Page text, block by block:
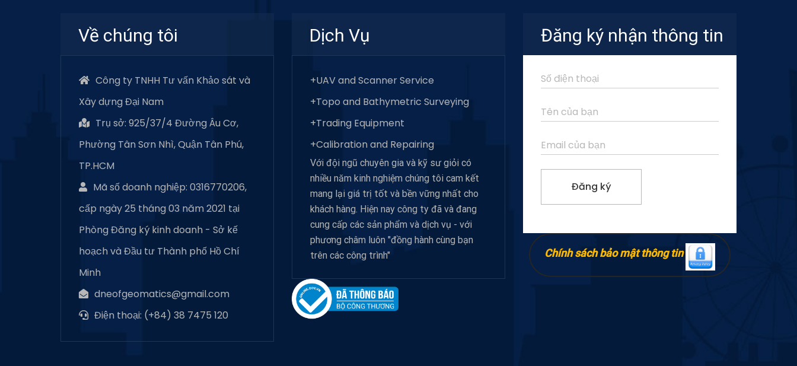
Về chúng tôi
Công ty TNHH Tư vấn Khảo sát và
Xây dựng Đại Nam
Trụ sở: 925/37/4 Đường Âu Cơ,
Phường Tân Sơn Nhì, Quận Tân Phú,
TP.HCM
Mã số doanh nghiệp: 0316770206,
cấp ngày 25 tháng 03 năm 2021 tại
Phòng Đăng ký kinh doanh - Sở kế
hoạch và Đầu tư Thành phố Hồ Chí
Minh
dneofgeomatics@gmail.com
Điện thoại: (+84) 38 7475 120
Dịch Vụ
+UAV and Scanner Service
+Topo and Bathymetric Surveying
+Trading Equipment
+Calibration and Repairing
Với đội ngũ chuyên gia và kỹ sư giỏi có
nhiều năm kinh nghiệm chúng tôi cam kết
mang lại giá trị tốt và bền vững nhất cho
khách hàng. Hiện nay công ty đã và đang
cung cấp các sản phẩm và dịch vụ - với
phương châm luôn "đồng hành cùng bạn
trên các công trình"
Đăng ký nhận thông tin
Chính sách bảo mật thông tin